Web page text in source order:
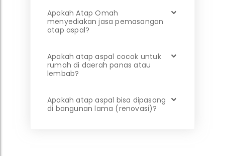
Apakah Atap Omah
menyediakan jasa pemasangan
atap aspal?
Apakah atap aspal cocok untuk
rumah di daerah panas atau
lembab?
Apakah atap aspal bisa dipasang
di bangunan lama (renovasi)?